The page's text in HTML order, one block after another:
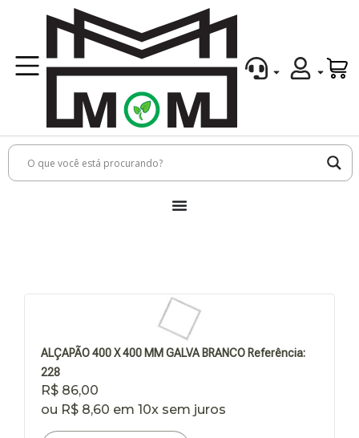
ALÇAPÃO 400 X 400 MM GALVA BRANCO Referência:
228
R$ 86,00
ou R$ 8,60 em 10x sem juros